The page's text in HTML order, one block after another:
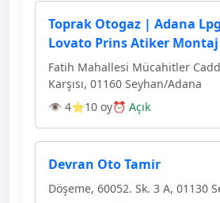
Toprak Otogaz | Adana Lpg
Lovato Prins Atiker Montaj
Fatih Mahallesi Mücahitler
Karşısı, 01160 Seyhan/Adana
👁 4⭐10 oy⏰ Açık
Devran Oto Tamir
Döşeme, 60052. Sk. 3 A, 01130